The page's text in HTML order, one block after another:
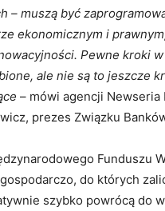
– muszą być
ekonomicznym i
Pewne kroki
ale nie są to jeszcze
– mówi agencji
prezes Związku
Funduszu
do których
szybko powrócą do